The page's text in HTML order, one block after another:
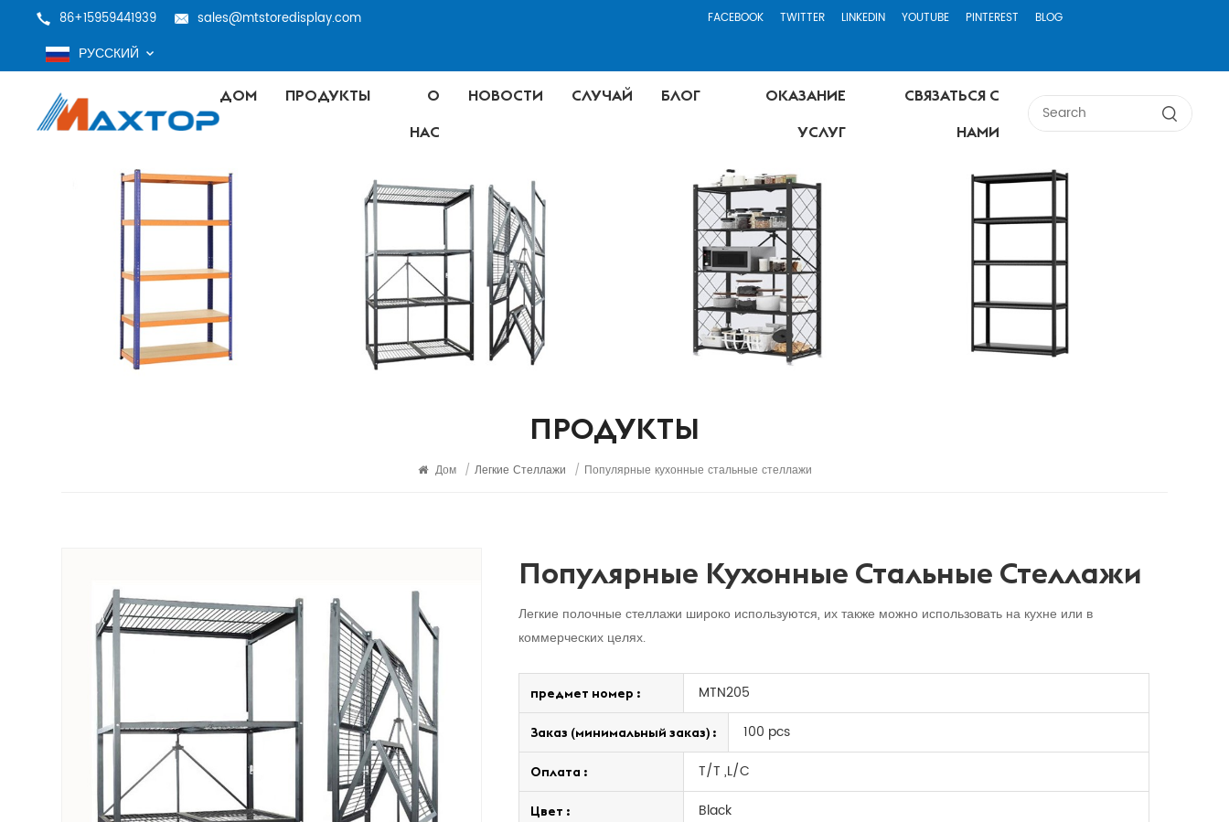
86+15959441939 sales@mtstoredisplay.com FACEBOOK TWITTER LINKEDIN YOUTUBE PINTEREST BLOG
РУССКИЙ
ДОМ ПРОДУКТЫ
О
НАС
НОВОСТИ СЛУЧАЙ БЛОГ
ОКАЗАНИЕ
УСЛУГ
СВЯЗАТЬСЯ С
НАМИ
ПРОДУКТЫ
Дом / Легкие Стеллажи / Популярные кухонные стальные стеллажи
Популярные Кухонные Стальные Стеллажи
Легкие полочные стеллажи широко используются, их также можно использовать на кухне или в
коммерческих целях.
предмет номер : MTN205
Заказ (минимальный заказ) : 100 pcs
Оплата : T/T ,L/C
Цвет : Black